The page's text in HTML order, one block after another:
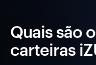
Quais são
carteiras